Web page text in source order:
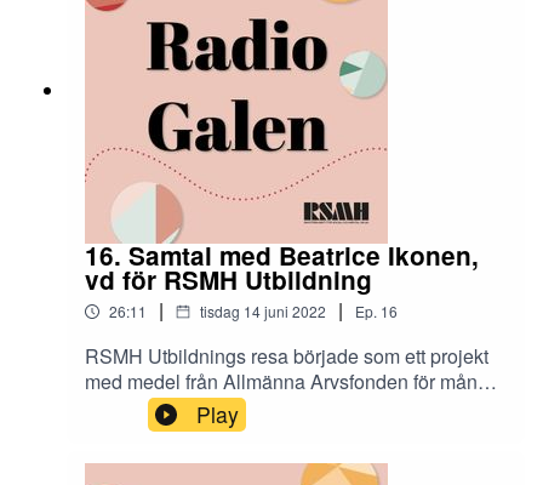
16. Samtal med Beatrice Ikonen,
vd för RSMH Utbildning
26:11 | tisdag 14 juni 2022 | Ep. 16
RSMH Utbildnings resa började som ett projekt
med medel från Allmänna Arvsfonden för många
år sedan. Sedan 2014 har utbildningarna
bedrivits utan projektmedel och sedan 2021 är
det RSMH Utbildning AB som står för RSMH:s
Play